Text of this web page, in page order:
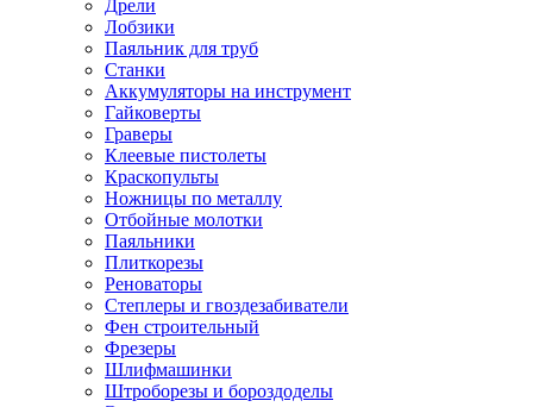
Дрели
Лобзики
Паяльник для труб
Станки
Аккумуляторы на инструмент
Гайковерты
Граверы
Клеевые пистолеты
Краскопульты
Ножницы по металлу
Отбойные молотки
Паяльники
Плиткорезы
Реноваторы
Степлеры и гвоздезабиватели
Фен строительный
Фрезеры
Шлифмашинки
Штроборезы и бороздоделы